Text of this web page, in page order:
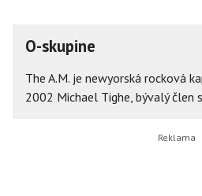
O-skupine
The A.M. je newyorská rocková
2002 Michael Tighe, bývalý člen